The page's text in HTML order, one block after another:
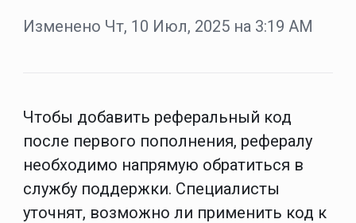
Изменено Чт, 10 Июл, 2025 на 3:19 AM
Чтобы добавить реферальный код
после первого пополнения, рефералу
необходимо напрямую обратиться в
службу поддержки. Специалисты
уточнят, возможно ли применить код к